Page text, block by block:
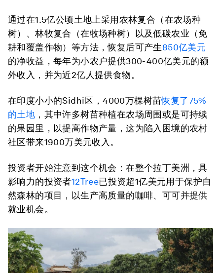
通过在1.5亿公顷土地上采用农林复合（在农场种
树）、林牧复合（在牧场种树）以及低碳农业（免
耕和覆盖作物）等方法，恢复后可产生850亿美元
的净收益，每年为小农户提供300-400亿美元的额
外收入，并为近2亿人提供食物。
在印度小小的Sidhi区，4000万棵树苗恢复了75%
的土地 ，其中许多树苗种植在农场周围或是可持续
的果园里，以提高作物产量，这为陷入困境的农村
社区带来1900万美元收入。
投资者开始注意到这个机会：在整个拉丁美洲，具
影响力的投资者12Tree已投资超1亿美元用于保护自
然森林的项目，以生产高质量的咖啡、可可并提供
就业机会。